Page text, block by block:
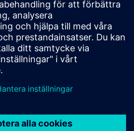
for the AEC industry. It helps
files, drawings, BIM models or